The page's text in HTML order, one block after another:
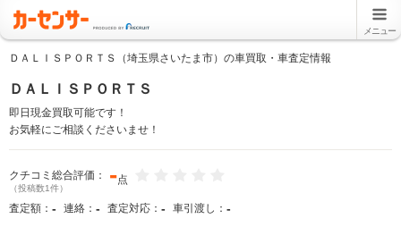
メニュー
ＤＡＬＩＳＰＯＲＴＳ（埼玉県さいたま市）の車買取・車査定情報
ＤＡＬＩＳＰＯＲＴＳ
即日現金買取可能です！
お気軽にご相談くださいませ！
クチコミ総合評価： -点
（投稿数1件）
査定額： - 連絡： - 査定対応： - 車引渡し： -